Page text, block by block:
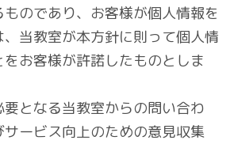
のであり、お客様が個人情報を
当教室が本方針に則って個人情
お客様が許諾したものとしま
要となる当教室からの問い合わ
ービス向上のための意見収集